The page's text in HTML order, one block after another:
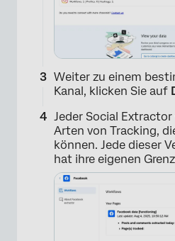
Weiter zu einem
Kanal, klicken Sie auf
Jeder Social
Arten von Tracking,
können. Jede dieser
hat ihre eigenen